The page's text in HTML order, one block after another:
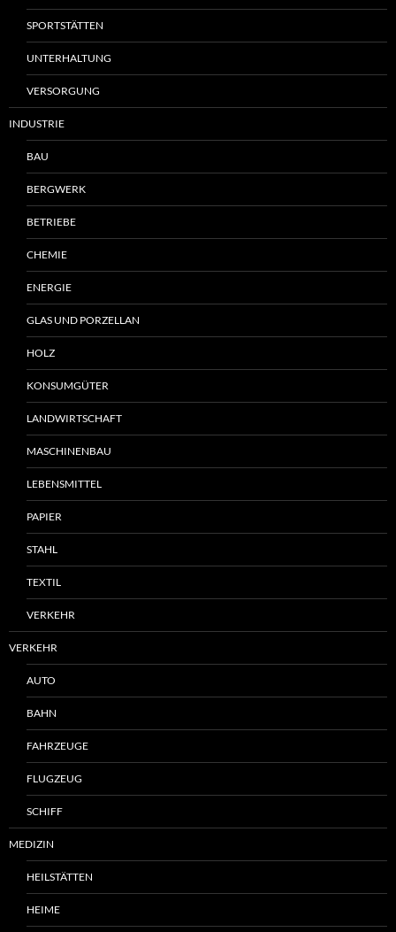
SPORTSTÄTTEN
UNTERHALTUNG
VERSORGUNG
INDUSTRIE
BAU
BERGWERK
BETRIEBE
CHEMIE
ENERGIE
GLAS UND PORZELLAN
HOLZ
KONSUMGÜTER
LANDWIRTSCHAFT
MASCHINENBAU
LEBENSMITTEL
PAPIER
STAHL
TEXTIL
VERKEHR
VERKEHR
AUTO
BAHN
FAHRZEUGE
FLUGZEUG
SCHIFF
MEDIZIN
HEILSTÄTTEN
HEIME